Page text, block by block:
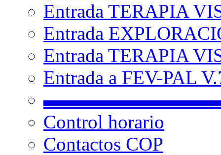
Entrada TERAPIA
Entrada
Entrada TERAPIA
Entrada a FEV-PAL
Control horario
Contactos COP